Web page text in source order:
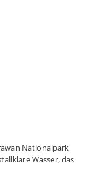
Nationalpark
Wasser, das